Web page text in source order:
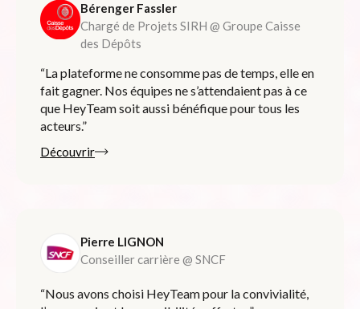
Bérenger Fassler
Chargé de Projets SIRH @ Groupe Caisse
des Dépôts
“La plateforme ne consomme pas de temps, elle en
fait gagner. Nos équipes ne s’attendaient pas à ce
que HeyTeam soit aussi bénéfique pour tous les
acteurs.”
Découvrir
Pierre LIGNON
Conseiller carrière @ SNCF
“Nous avons choisi HeyTeam pour la convivialité,